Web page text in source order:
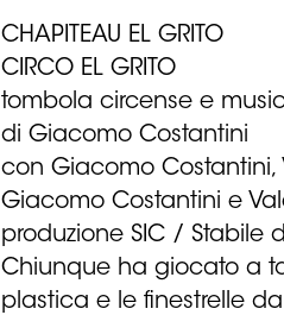
CHAPITEAU EL GRITO
CIRCO EL GRITO
tombola circense e
di Giacomo Costantini
con Giacomo
Giacomo Costantini e
produzione SIC / Stabile
Chiunque ha giocato a
plastica e le finestrelle